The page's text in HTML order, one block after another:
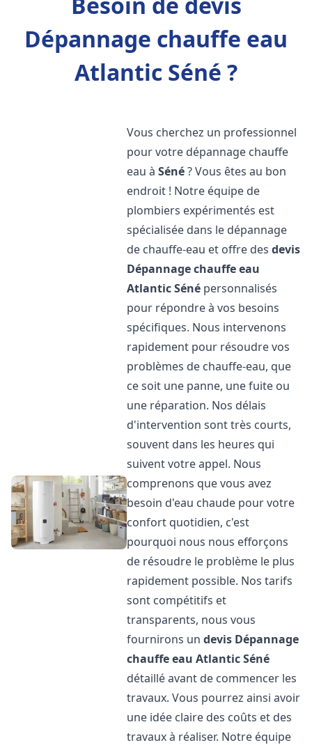
Dépannage chauffe eau
Atlantic Séné ?
Vous cherchez un professionnel
pour votre dépannage chauffe
eau àSéné? Vous êtes au bon
endroit ! Notre équipe de
plombiers expérimentés est
spécialisée dans le dépannage
de chauffe-eau et offre desdevis
Dépannage chauffe eau
AtlanticSéné personnalisés
pour répondre à vos besoins
spécifiques. Nous intervenons
rapidement pour résoudre vos
problèmes de chauffe-eau, que
ce soit une panne, une fuite ou
une réparation. Nos délais
d'intervention sont très courts,
souvent dans les heures qui
suivent votre appel. Nous
comprenons que vous avez
besoin d'eau chaude pour votre
confort quotidien, c'est
pourquoi nous nous efforçons
de résoudre le problème le plus
rapidement possible. Nos tarifs
sont compétitifs et
transparents, nous vous
fournirons undevis Dépannage
chauffe eau AtlanticSéné
détaillé avant de commencer les
travaux. Vous pourrez ainsi avoir
une idée claire des coûts et des
travaux à réaliser. Notre équipe